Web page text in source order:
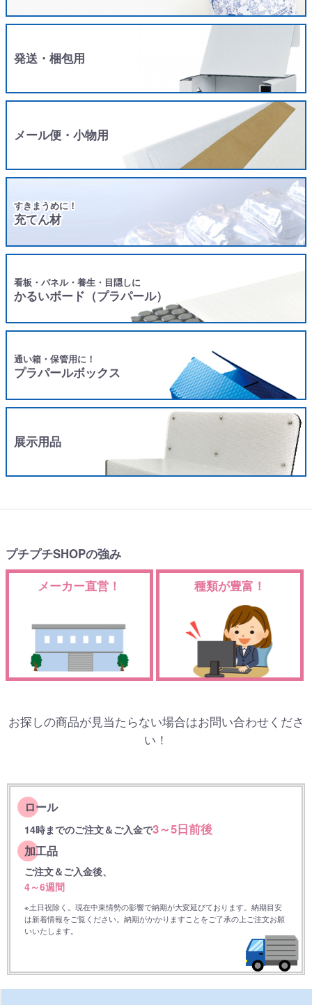
発送・梱包用
メール便・小物用
すきまうめに！
充てん材
看板・パネル・養生・目隠しに
かるいボード（プラパール）
通い箱・保管用に！
プラパールボックス
展示用品
プチプチSHOPの強み
メーカー直営！
種類が豊富！
お探しの商品が見当たらない場合はお問い合わせくださ
い！
ロール
14時までのご注文＆ご入金で3～5日前後
加工品
ご注文＆ご入金後、
4～6週間
※土日祝除く。現在中東情勢の影響で納期が大変延びております。納期目安
は新着情報をご覧ください。納期がかかりますことをご了承の上ご注文お願
いいたします。